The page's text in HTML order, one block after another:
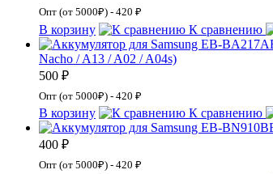
Опт (от 5000₽) - 420 ₽
В корзину К сравнению
Nacho / A13 / A02 / A04s)
500 ₽
Опт (от 5000₽) - 420 ₽
В корзину К сравнению
400 ₽
Опт (от 5000₽) - 420 ₽